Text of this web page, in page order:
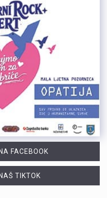
FACEBOOK
TIKTOK